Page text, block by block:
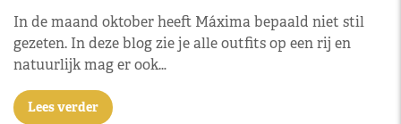
In de maand oktober heeft Máxima bepaald niet stil
gezeten. In deze blog zie je alle outfits op een rij en
natuurlijk mag er ook…
Lees verder